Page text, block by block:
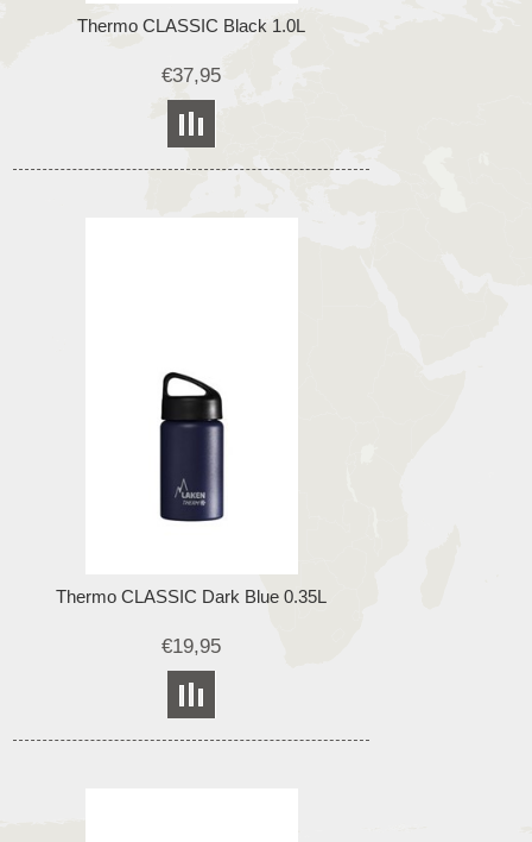
Thermo CLASSIC Black 1.0L
€37,95
Thermo CLASSIC Dark Blue 0.35L
€19,95